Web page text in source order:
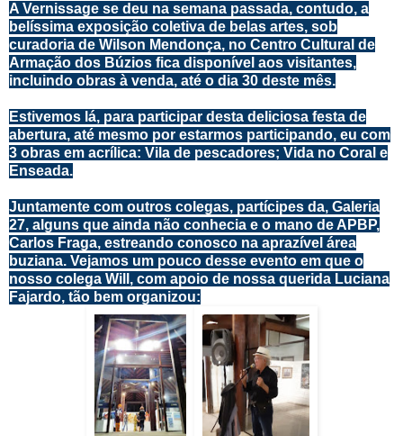
A Vernissage se deu na semana passada, contudo, a
belíssima exposição coletiva de belas artes, sob
curadoria de Wilson Mendonça, no Centro Cultural de
Armação dos Búzios fica disponível aos visitantes,
incluindo obras à venda, até o dia 30 deste mês.
Estivemos lá, para participar desta deliciosa festa de
abertura, até mesmo por estarmos participando, eu com
3 obras em acrílica: Vila de pescadores; Vida no Coral e
Enseada.
Juntamente com outros colegas, partícipes da, Galeria
27, alguns que ainda não conhecia e o mano de APBP,
Carlos Fraga, estreando conosco na aprazível área
buziana. Vejamos um pouco desse evento em que o
nosso colega Will, com apoio de nossa querida Luciana
Fajardo, tão bem organizou: